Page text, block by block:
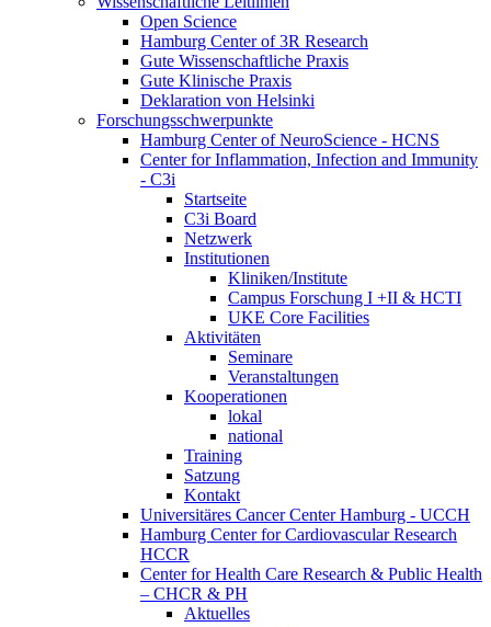
Open Science
Hamburg Center of 3R Research
Gute Wissenschaftliche Praxis
Gute Klinische Praxis
Deklaration von Helsinki
Forschungsschwerpunkte
Hamburg Center of NeuroScience - HCNS
Center for Inflammation, Infection and Immunity
- C3i
Startseite
C3i Board
Netzwerk
Institutionen
Kliniken/Institute
Campus Forschung I +II & HCTI
UKE Core Facilities
Aktivitäten
Seminare
Veranstaltungen
Kooperationen
lokal
national
Training
Satzung
Kontakt
Universitäres Cancer Center Hamburg - UCCH
Hamburg Center for Cardiovascular Research
HCCR
Center for Health Care Research & Public Health
– CHCR & PH
Aktuelles